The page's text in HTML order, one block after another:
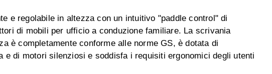
e regolabile in altezza con un intuitivo "paddle control" di
di mobili per ufficio a conduzione familiare. La scrivania
è completamente conforme alle norme GS, è dotata di
e di motori silenziosi e soddisfa i requisiti ergonomici degli utenti